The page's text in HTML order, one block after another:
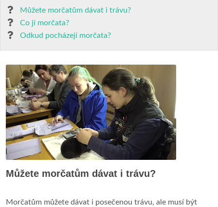
Můžete morčatům dávat i trávu?
Co jí morčata?
Odkud pocházejí morčata?
Můžete morčatům dávat i trávu?
Morčatům můžete dávat i posečenou trávu, ale musí být